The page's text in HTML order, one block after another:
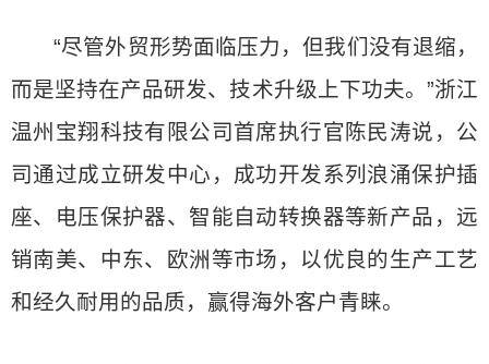
“尽管外贸形势面临压力，但我们没有退缩，
而是坚持在产品研发、技术升级上下功夫。”浙江
温州宝翔科技有限公司首席执行官陈民涛说，公
司通过成立研发中心，成功开发系列浪涌保护插
座、电压保护器、智能自动转换器等新产品，远
销南美、中东、欧洲等市场，以优良的生产工艺
和经久耐用的品质，赢得海外客户青睐。